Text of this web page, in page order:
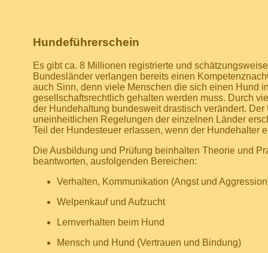
Hundeführerschein
Es gibt ca. 8 Millionen registrierte und
Bundesländer verlangen bereits einen
auch Sinn, denn viele Menschen die sich einen Hund
gesellschaftsrechtlich gehalten werden muss. Durch
der Hundehaltung bundesweit drastisch verändert.
uneinheitlichen Regelungen der einzelnen Länder
Teil der Hundesteuer erlassen, wenn der Hundehalter
Die Ausbildung und Prüfung beinhalten Theorie und
beantworten, ausfolgenden Bereichen:
Verhalten, Kommunikation (Angst und
Welpenkauf und Aufzucht
Lernverhalten beim Hund
Mensch und Hund (Vertrauen und Bindung)